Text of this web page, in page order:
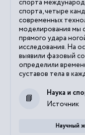
спорта
спорта, четыре
современных
моделирования мы
прямого удара
исследования. На
выявили фазовый
определили
суставов тела в
Источник
Наука и
Научный